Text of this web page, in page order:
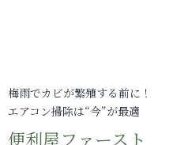
梅雨でカビが繁殖する前に！
エアコン掃除は“今”が最適
便利屋ファースト